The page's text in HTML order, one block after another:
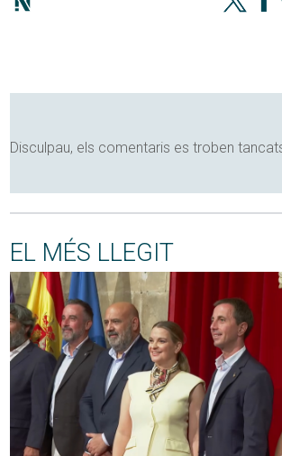
Disculpau, els comentaris es troben
EL MÉS LLEGIT